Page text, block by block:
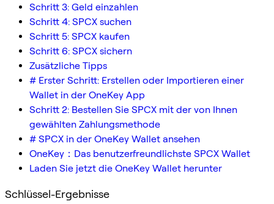
Schritt 3: Geld einzahlen
Schritt 4: SPCX suchen
Schritt 5: SPCX kaufen
Schritt 6: SPCX sichern
Zusätzliche Tipps
# Erster Schritt: Erstellen oder Importieren einer
Wallet in der OneKey App
Schritt 2: Bestellen Sie SPCX mit der von Ihnen
gewählten Zahlungsmethode
# SPCX in der OneKey Wallet ansehen
OneKey：Das benutzerfreundlichste SPCX Wallet
Laden Sie jetzt die OneKey Wallet herunter
Schlüssel-Ergebnisse